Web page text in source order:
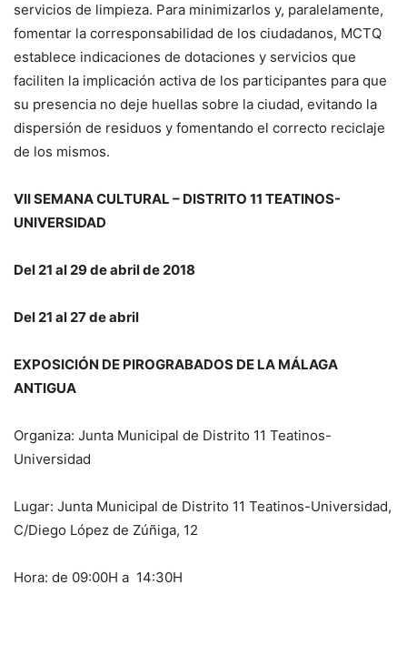
servicios de limpieza. Para minimizarlos y, paralelamente,
fomentar la corresponsabilidad de los ciudadanos, MCTQ
establece indicaciones de dotaciones y servicios que
faciliten la implicación activa de los participantes para que
su presencia no deje huellas sobre la ciudad, evitando la
dispersión de residuos y fomentando el correcto reciclaje
de los mismos.
VII SEMANA CULTURAL – DISTRITO 11 TEATINOS-
UNIVERSIDAD
Del 21 al 29 de abril de 2018
Del 21 al 27 de abril
EXPOSICIÓN DE PIROGRABADOS DE LA MÁLAGA
ANTIGUA
Organiza: Junta Municipal de Distrito 11 Teatinos-
Universidad
Lugar: Junta Municipal de Distrito 11 Teatinos-Universidad,
C/Diego López de Zúñiga, 12
Hora: de 09:00H a 14:30H